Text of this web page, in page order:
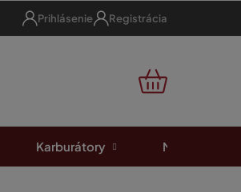
Prihlásenie Registrácia
NÁKUPNÝ
Karburátory Motorové